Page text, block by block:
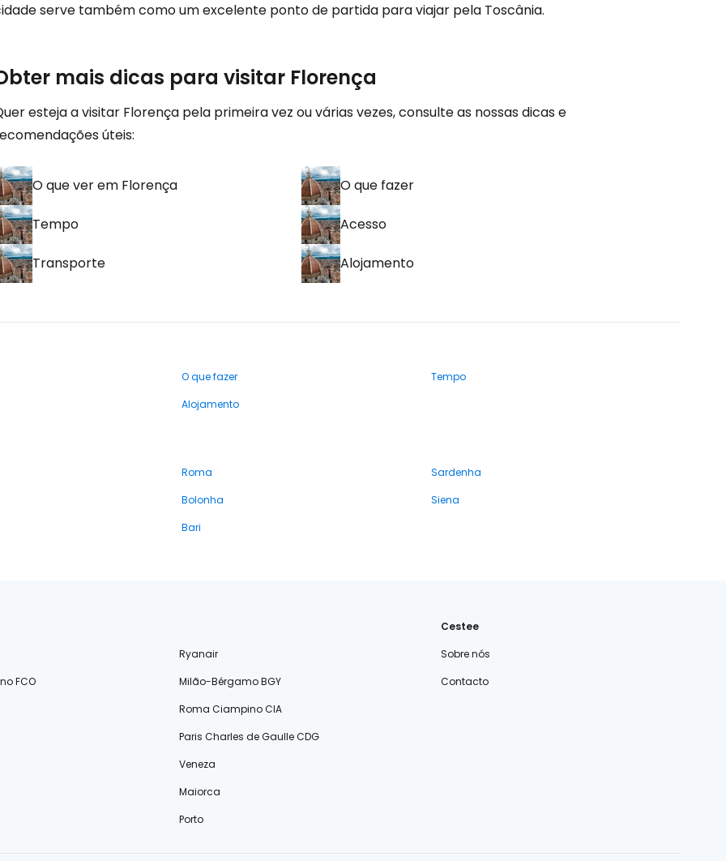
serve também como um excelente ponto de partida para viajar pela Toscânia.
mais dicas para visitar Florença
esteja a visitar Florença pela primeira vez ou várias vezes, consulte as nossas dicas e
úteis:
O que ver em Florença O que fazer
Tempo Acesso
Transporte Alojamento
O que fazer
Tempo
Alojamento
Roma
Sardenha
Bolonha
Siena
Bari
Ryanair
FCO
Milão-Bérgamo BGY
Roma Ciampino CIA
Paris Charles de Gaulle CDG
Veneza
Maiorca
Porto
Cestee
Sobre nós
Contacto